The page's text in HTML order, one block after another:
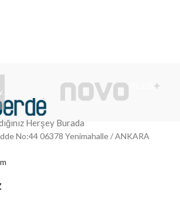
Herşey Burada
No:44 06378 Yenimahalle / ANKARA